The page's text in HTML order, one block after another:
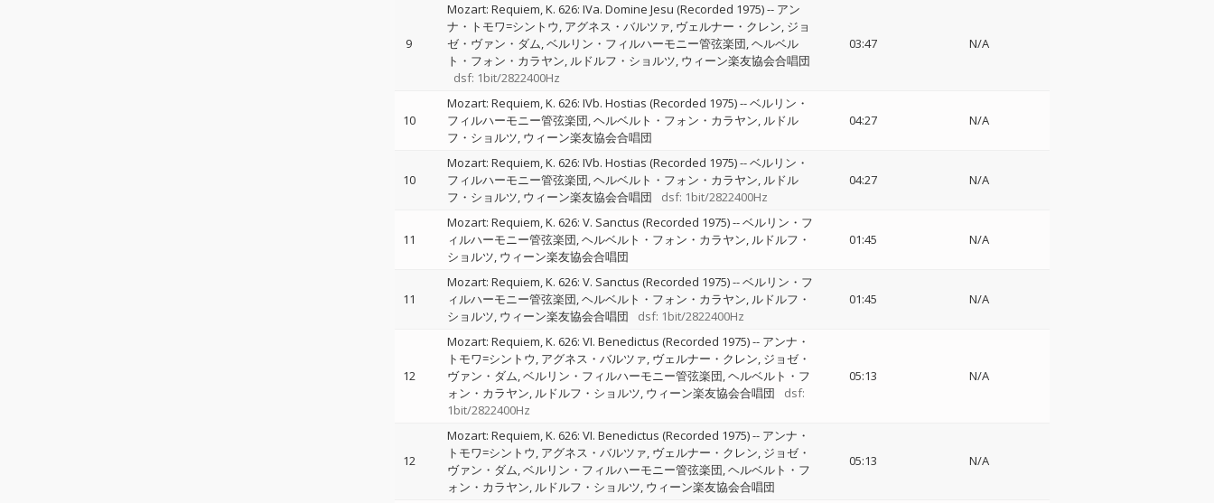
9
Mozart: Requiem, K. 626: IVa. Domine Jesu (Recorded 1975)-- アン
ナ・トモワ=シントウ アグネス・バルツァ ヴェルナー・クレン ジョ
ゼ・ヴァン・ダム ベルリン・フィルハーモニー管弦楽団 ヘルベル
ト・フォン・カラヤン ルドルフ・ショルツ ウィーン楽友協会合唱団
dsf: 1bit/2822400Hz
03:47 N/A
10
Mozart: Requiem, K. 626: IVb. Hostias (Recorded 1975)--ベルリン・
フィルハーモニー管弦楽団 ヘルベルト・フォン・カラヤン ルドル
フ・ショルツ ウィーン楽友協会合唱団
04:27 N/A
10
Mozart: Requiem, K. 626: IVb. Hostias (Recorded 1975)--ベルリン・
フィルハーモニー管弦楽団 ヘルベルト・フォン・カラヤン ルドル
フ・ショルツ ウィーン楽友協会合唱団 dsf: 1bit/2822400Hz
04:27 N/A
11
Mozart: Requiem, K. 626: V. Sanctus (Recorded 1975)--ベルリン・フ
ィルハーモニー管弦楽団 ヘルベルト・フォン・カラヤン ルドルフ・
ショルツ ウィーン楽友協会合唱団
01:45 N/A
11
Mozart: Requiem, K. 626: V. Sanctus (Recorded 1975)--ベルリン・フ
ィルハーモニー管弦楽団 ヘルベルト・フォン・カラヤン ルドルフ・
ショルツ ウィーン楽友協会合唱団 dsf: 1bit/2822400Hz
01:45 N/A
12
Mozart: Requiem, K. 626: VI. Benedictus (Recorded 1975)-- アンナ・
トモワ=シントウ アグネス・バルツァ ヴェルナー・クレン ジョゼ・
ヴァン・ダム ベルリン・フィルハーモニー管弦楽団 ヘルベルト・フ
ォン・カラヤン ルドルフ・ショルツ ウィーン楽友協会合唱団
dsf:
1bit/2822400Hz
05:13 N/A
12
Mozart: Requiem, K. 626: VI. Benedictus (Recorded 1975)-- アンナ・
トモワ=シントウ アグネス・バルツァ ヴェルナー・クレン ジョゼ・
ヴァン・ダム ベルリン・フィルハーモニー管弦楽団 ヘルベルト・フ
ォン・カラヤン ルドルフ・ショルツ ウィーン楽友協会合唱団
05:13 N/A